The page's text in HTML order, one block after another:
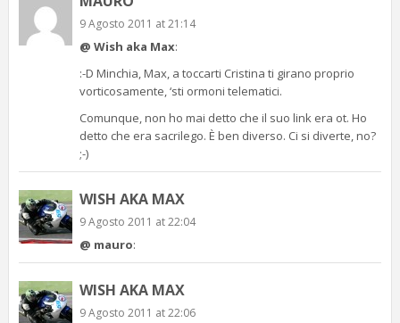
9 Agosto 2011 at 21:14
@ Wish aka Max:
:-D Minchia, Max, a toccarti Cristina ti girano proprio
vorticosamente, ‘sti ormoni telematici.
Comunque, non ho mai detto che il suo link era ot. Ho
detto che era sacrilego. È ben diverso. Ci si diverte, no?
;-)
WISH AKA MAX
9 Agosto 2011 at 22:04
@ mauro:
WISH AKA MAX
9 Agosto 2011 at 22:06